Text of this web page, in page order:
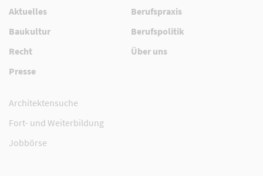
Aktuelles
Berufspraxis
Baukultur
Berufspolitik
Recht
Über uns
Presse
Architektensuche
Fort- und Weiterbildung
Jobbörse